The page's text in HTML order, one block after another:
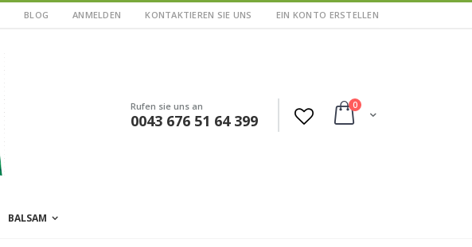
BLOG ANMELDEN KONTAKTIEREN SIE UNS EIN KONTO ERSTELLEN
Cart
0Artikel
Rufen sie uns an
0043 676 51 64 399
BALSAM